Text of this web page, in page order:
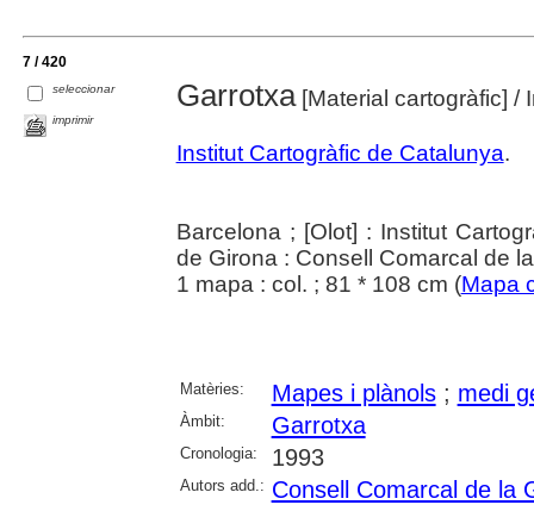
7 / 420
seleccionar
imprimir
Garrotxa[Material cartogràfic] /
Institut Cartogràfic de Catalunya.
Barcelona ; [Olot] : Institut
de Girona : Consell Comarcal de
1 mapa : col. ; 81 * 108 cm (Mapa
Matèries: Mapes i plànols; medi
Àmbit: Garrotxa
Cronologia: 1993
Autors add.: Consell Comarcal de la